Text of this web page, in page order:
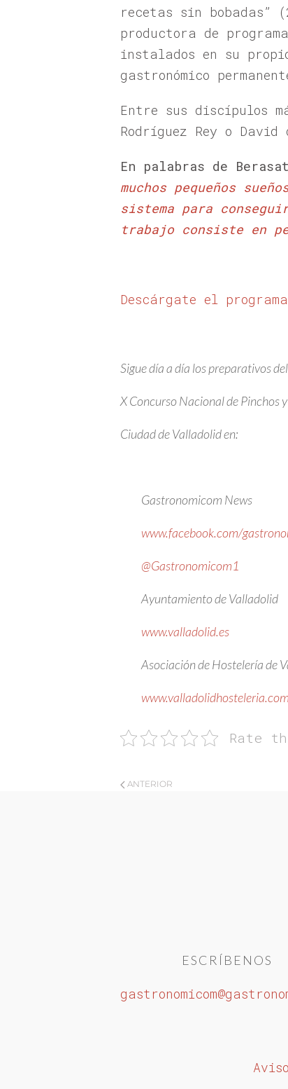
recetas sin bobadas”
productora de
instalados en su
gastronómico
Entre sus discípulos
Rodríguez Rey o David
En palabras de
muchos pequeños
sistema para
trabajo consiste en
Descárgate el
Sigue día a día los preparativos del
X Concurso Nacional de Pinchos
Ciudad de Valladolid en:
Gastronomicom News
www.facebook.com/
@Gastronomicom1
Ayuntamiento de Valladolid
www.valladolid.es
Asociación de Hostelería de
www.valladolidhosteleria.com
Rate
ANTERIOR
ESCRÍBENOS